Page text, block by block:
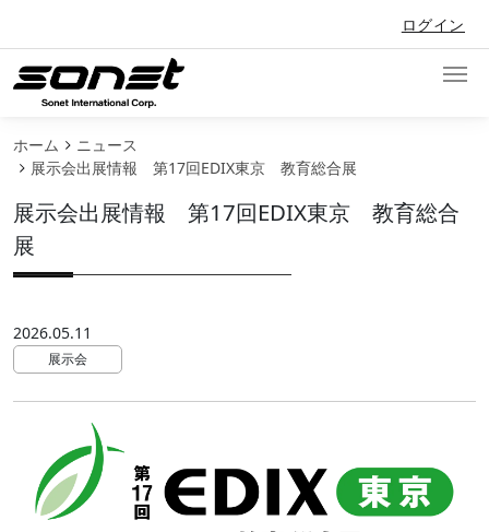
ログイン
ホーム
ニュース
展示会出展情報 第17回EDIX東京 教育総合展
展示会出展情報 第17回EDIX東京 教育総合
展
2026.05.11
展示会